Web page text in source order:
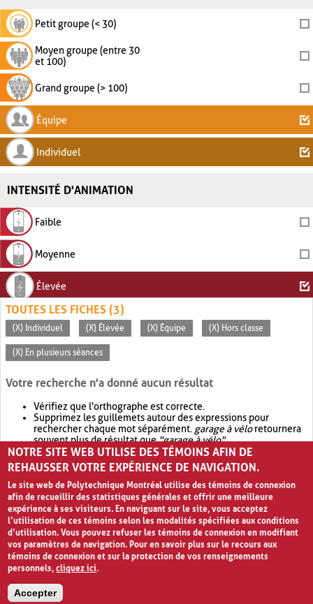
Petit groupe (< 30)
Moyen groupe (entre 30
et 100)
Grand groupe (> 100)
Équipe
Individuel
INTENSITÉ D'ANIMATION
Faible
Moyenne
Élevée
TOUTES LES FICHES (3)
(X) Individuel (X) Élevée (X) Équipe (X) Hors classe
(X) En plusieurs séances
Votre recherche n'a donné aucun résultat
Vérifiez que l'orthographe est correcte.
Supprimez les guillemets autour des expressions pour
rechercher chaque mot séparément. garage à véloretournera
souvent plus de résultat que"garage à vélo".
Envisagez d'élargir votre recherche avec OR.garage OR vélo
retournera souvent plus de résultat quegarage à vélo
NOTRE SITE WEB UTILISE DES TÉMOINS AFIN DE
REHAUSSER VOTRE EXPÉRIENCE DE NAVIGATION.
Le site web de Polytechnique Montréal utilise des témoins de connexion
afin de recueillir des statistiques générales et offrir une meilleure
expérience à ses visiteurs. En naviguant sur le site, vous acceptez
l’utilisation de ces témoins selon les modalités spécifiées aux conditions
d’utilisation. Vous pouvez refuser les témoins de connexion en modifiant
vos paramètres de navigation. Pour en savoir plus sur le recours aux
témoins de connexion et sur la protection de vos renseignements
personnels,cliquez ici.
Accepter